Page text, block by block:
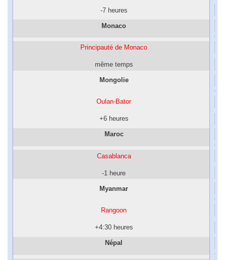
-7 heures
Monaco
Principauté de Monaco
même temps
Mongolie
Oulan-Bator
+6 heures
Maroc
Casablanca
-1 heure
Myanmar
Rangoon
+4:30 heures
Népal